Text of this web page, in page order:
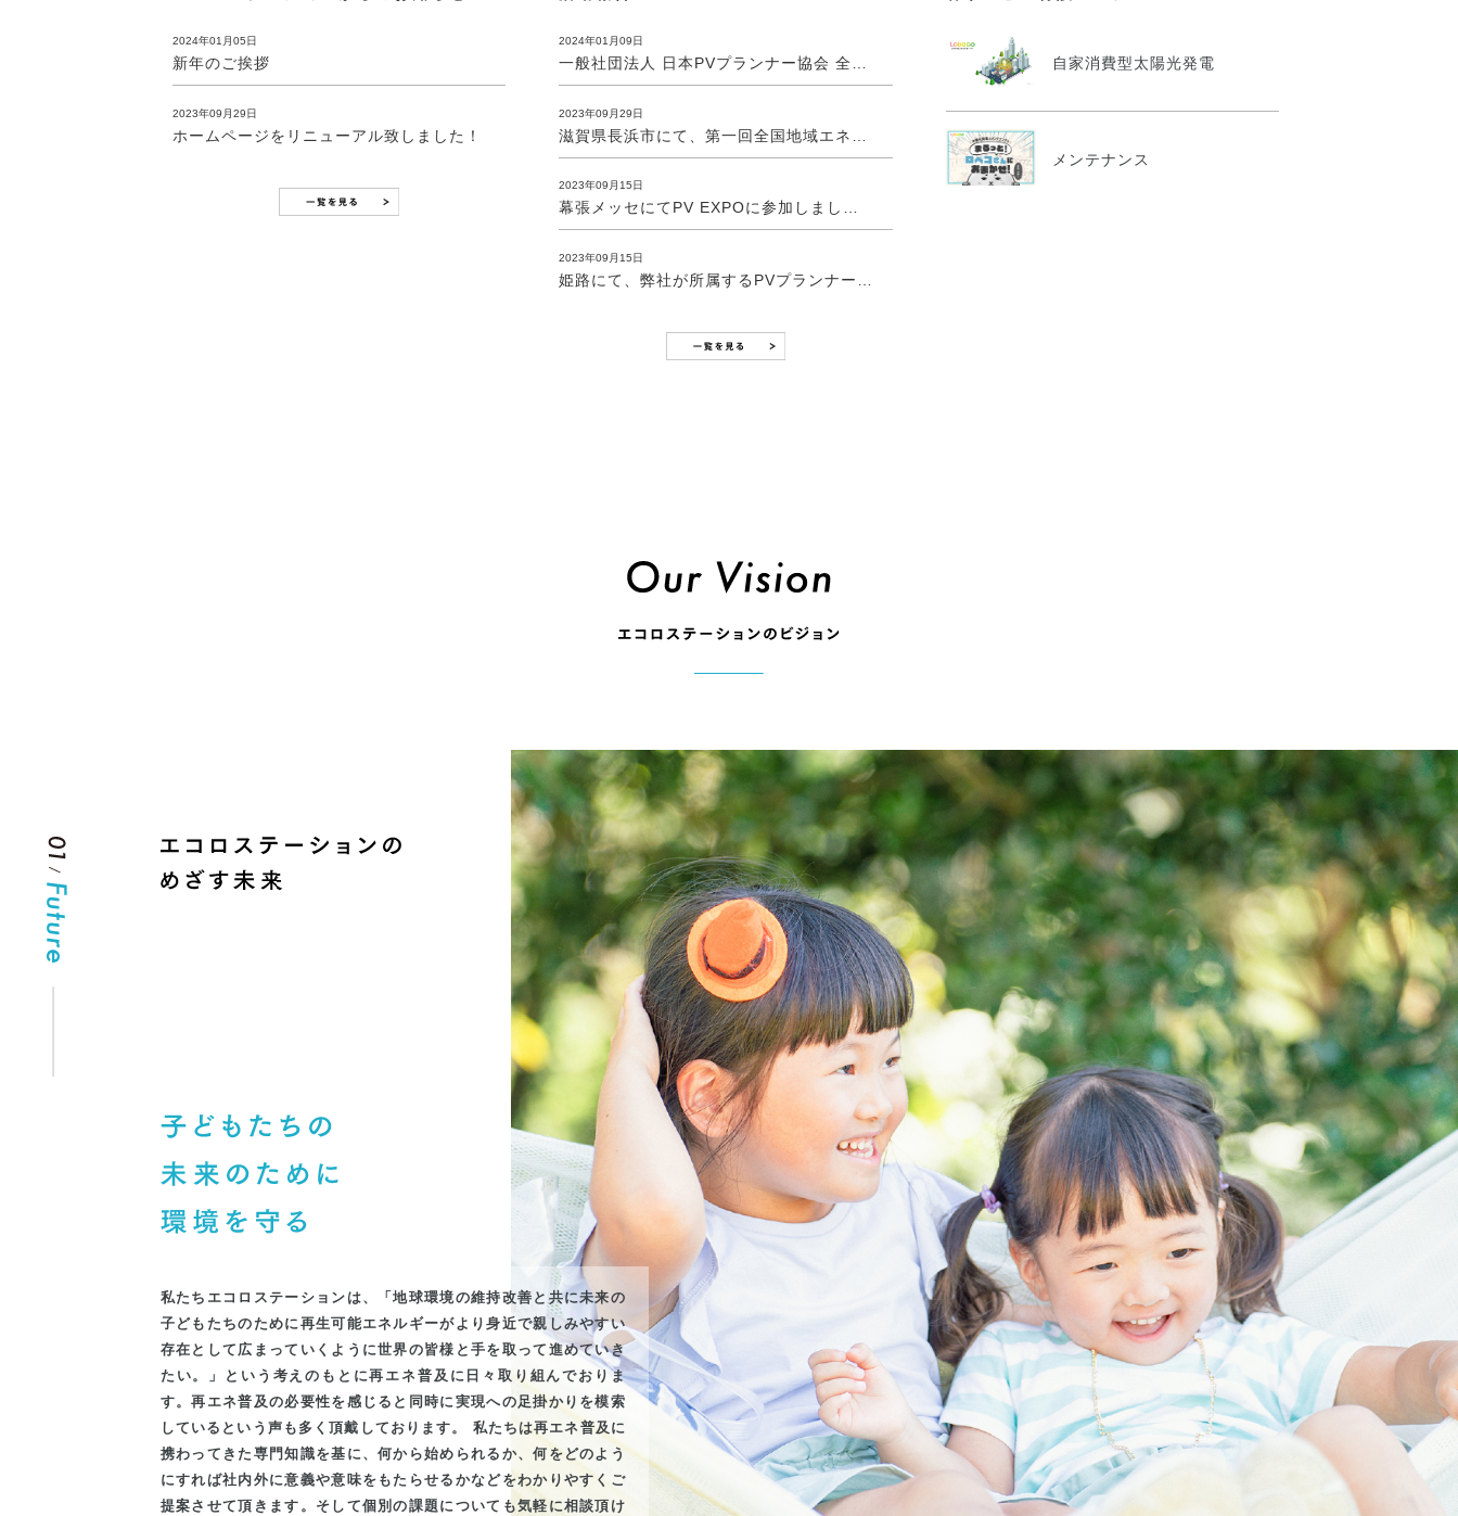
2024年01月05日
新年のご挨拶
2023年09月29日
ホームページをリニューアル致しました！
2024年01月09日
一般社団法人 日本PVプランナー協会 全国大会に参加しました。
2023年09月29日
2023年09月15日
幕張メッセにてPV EXPOに参加しました。
2023年09月15日
自家消費型太陽光発電
メンテナンス
私たちエコロステーションは、「地球環境の維持改善と共に未来の
子どもたちのために再生可能エネルギーがより身近で親しみやすい
存在として広まっていくように世界の皆様と手を取って進めていき
たい。」という考えのもとに再エネ普及に日々取り組んでおりま
す。再エネ普及の必要性を感じると同時に実現への足掛かりを模索
しているという声も多く頂戴しております。 私たちは再エネ普及に
携わってきた専門知識を基に、何から始められるか、何をどのよう
にすれば社内外に意義や意味をもたらせるかなどをわかりやすくご
提案させて頂きます。そして個別の課題についても気軽に相談頂け